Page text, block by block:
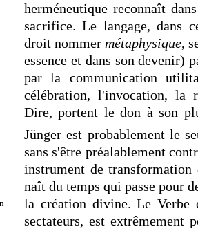
herméneutique reconnaît
sacrifice. Le langage, dans
droit nommer métaphysique,
essence et dans son devenir)
par la communication
célébration, l'invocation, la
Dire, portent le don à son
Jünger est probablement le
sans s'être préalablement
instrument de
naît du temps qui passe pour
la création divine. Le Verbe
sectateurs, est